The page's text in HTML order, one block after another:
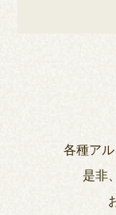
各種ア
是非